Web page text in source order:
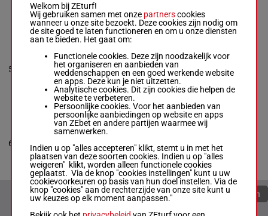
12p 7p 6p 7p 3p 5p
10p
5
Callan N.
A W Carroll
R/5 -58 kg
7p 5p 9p 9p 7p 8p
(22) 3p 7p 6p 3p 5p
R/558 kg
7p 5p 9p
9p 7p 8p
(22) 3p
7p 6p 3p
5p 7p
1
6
VIEWFROMTHESTARS
Turner Mlle Hay.-M D
Box: 4 -R/5 -58 kg
7p 2p 7p 2p 5p 3p 3p
5p (22) 8p 5p 12p 3p
58 kg
7p 2p 7p
2p 5p 3p
(22) 8p
5p 12p
3p
Quoteringen verversen
Welkom bij ZEturf!
Wij gebruiken samen met onze partnerscookies
wanneer u onze site bezoekt. Deze cookies zijn nodig om
de site goed te laten functioneren en om u onze diensten
aan te bieden. Het gaat om:
Functionele cookies. Deze zijn noodzakelijk voor
het organiseren en aanbieden van
weddenschappen en een goed werkende website
en apps. Deze kun je niet uitzetten.
Analytische cookies. Dit zijn cookies die helpen de
website te verbeteren.
Persoonlijke cookies. Voor het aanbieden van
persoonlijke aanbiedingen op website en apps
van ZEbet en andere partijen waarmee wij
samenwerken.
Indien u op "alles accepteren" klikt, stemt u in met het
plaatsen van deze soorten cookies. Indien u op "alles
weigeren" klikt, worden alleen functionele cookies
geplaatst. Via de knop "cookies instellingen" kunt u uw
cookievoorkeuren op basis van hun doel instellen. Via de
knop "cookies" aan de rechterzijde van onze site kunt u
uw keuzes op elk moment aanpassen."